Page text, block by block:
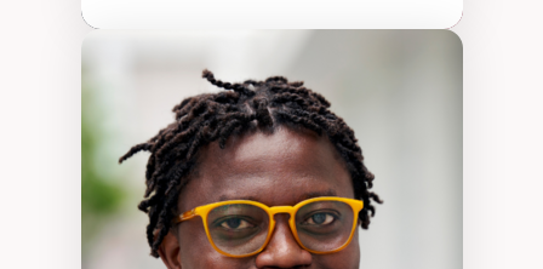
Expertises
Discours sur la ville et représentations
Mosquées, formes et usages au Canada
Reconnaissance et représentations des
communautés immigrantes dans l'espace
urbain
Design architectural et urbain
Patrimoine et patrimonialisation
Études postcoloniales et décolonisation des
savoirs